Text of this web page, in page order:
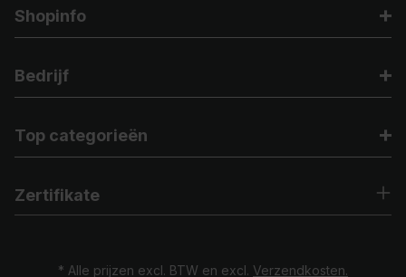
Shopinfo
Bedrijf
Top categorieën
Zertifikate
* Alle prijzen excl. BTW en excl. Verzendkosten.